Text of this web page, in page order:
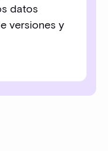
datos
versiones y